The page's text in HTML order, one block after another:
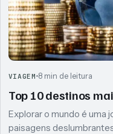
VIAGEM 8 min de leitura
Top 10 destinos
Explorar o mundo é uma
paisagens